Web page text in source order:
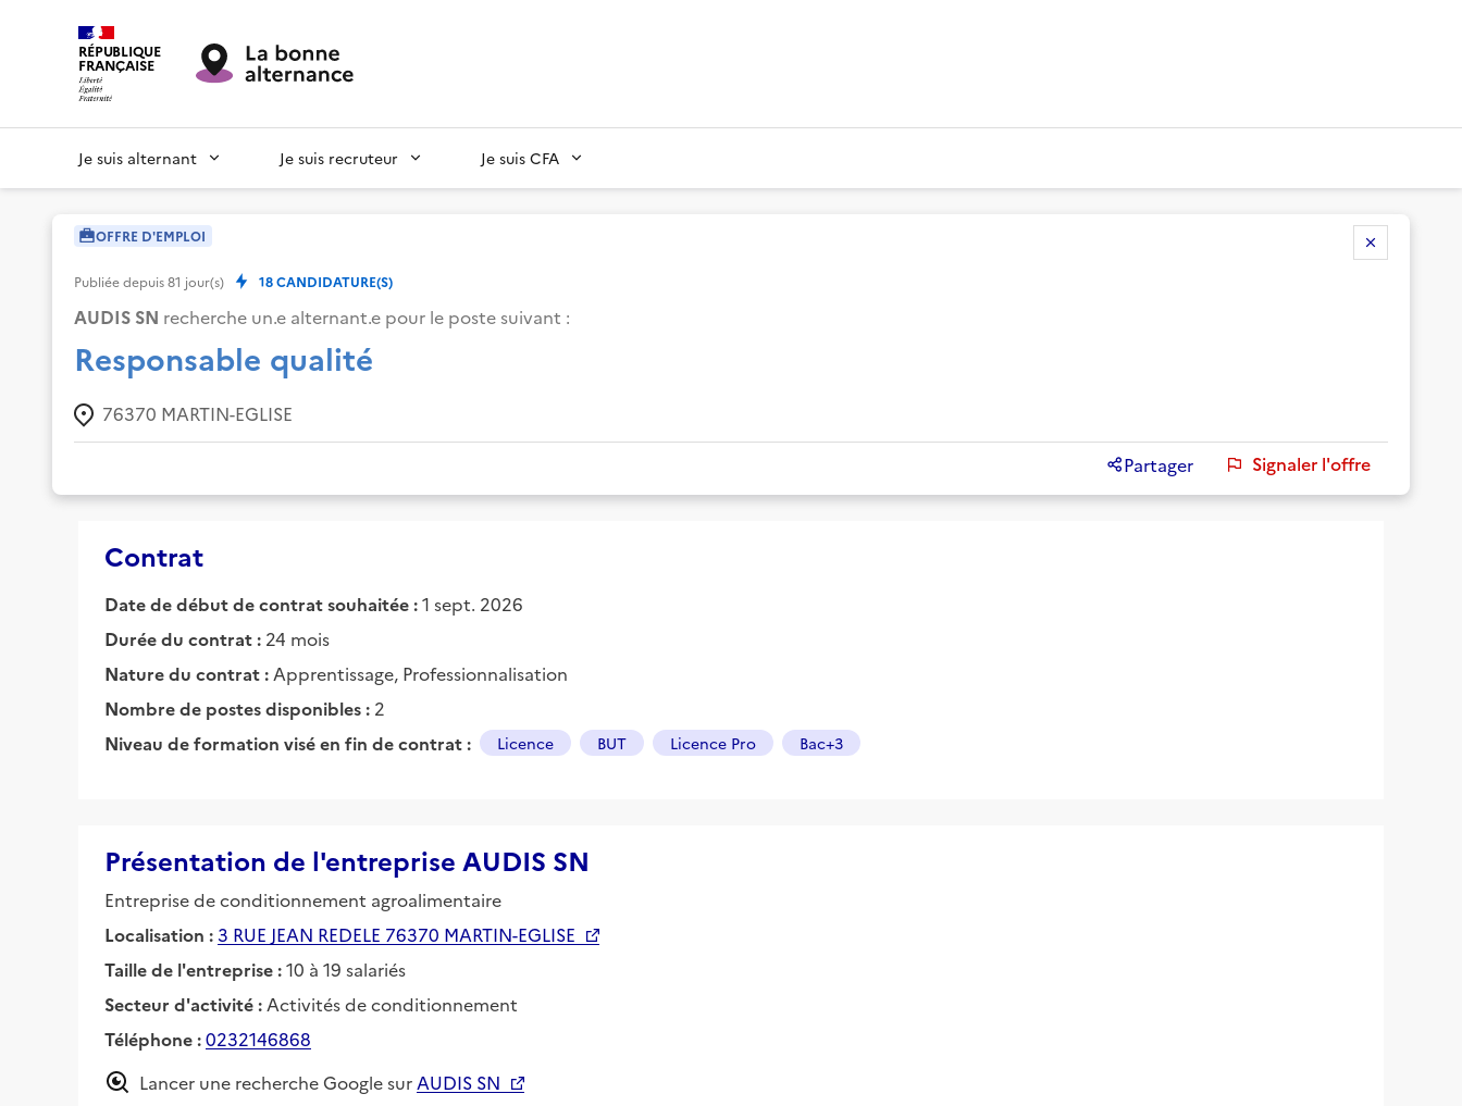
RÉPUBLIQUE
FRANÇAISE
Je suis alternant Je suis recruteur Je suis CFA
OFFRE D'EMPLOI
Publiée depuis81 jour(s) 18CANDIDATURE(S)
AUDIS SN recherche un.e alternant.e pour le poste suivant :
Responsable qualité
76370 MARTIN-EGLISE
Partager Signaler l'offre
Contrat
Date de début de contrat souhaitée :1 sept. 2026
Durée du contrat : 24 mois
Nature du contrat : Apprentissage, Professionnalisation
Nombre de postes disponibles : 2
Niveau de formation visé en fin de contrat :
Licence BUT Licence Pro Bac+3
Présentation de l'entreprise AUDIS SN
Entreprise de conditionnement agroalimentaire
Localisation :3 RUE JEAN REDELE 76370 MARTIN-EGLISE
Taille de l'entreprise :10 à 19 salariés
Secteur d'activité : Activités de conditionnement
Téléphone :0232146868
Lancer une recherche Google sur AUDIS SN